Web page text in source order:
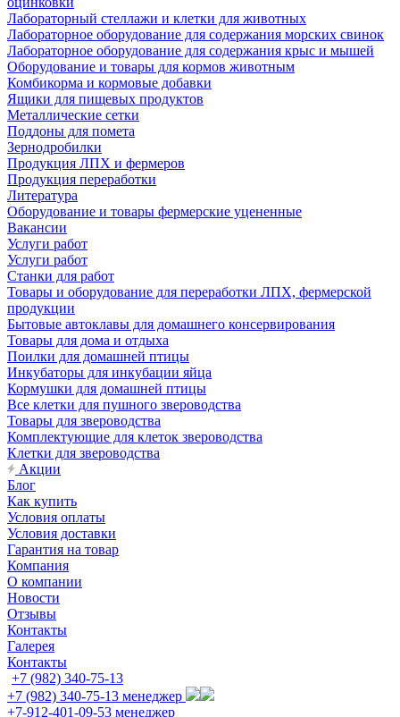
Лабораторный стеллажи и клетки для животных
Лабораторное оборудование для содержания морских свинок
Лабораторное оборудование для содержания крыс и мышей
Оборудование и товары для кормов животным
Комбикорма и кормовые добавки
Ящики для пищевых продуктов
Металлические сетки
Поддоны для помета
Зернодробилки
Продукция ЛПХ и фермеров
Продукция переработки
Литература
Оборудование и товары фермерские уцененные
Вакансии
Услуги работ
Услуги работ
Станки для работ
Товары и оборудование для переработки ЛПХ, фермерской
продукции
Бытовые автоклавы для домашнего консервирования
Товары для дома и отдыха
Поилки для домашней птицы
Инкубаторы для инкубации яйца
Кормушки для домашней птицы
Все клетки для пушного звероводства
Товары для звероводства
Комплектующие для клеток звероводства
Клетки для звероводства
Акции
Блог
Как купить
Условия оплаты
Условия доставки
Гарантия на товар
Компания
О компании
Новости
Отзывы
Контакты
Галерея
Контакты
+7 (982) 340-75-13
+7 (982) 340-75-13 менеджер
+7-912-401-09-53 менеджер